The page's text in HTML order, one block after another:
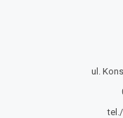
ul.